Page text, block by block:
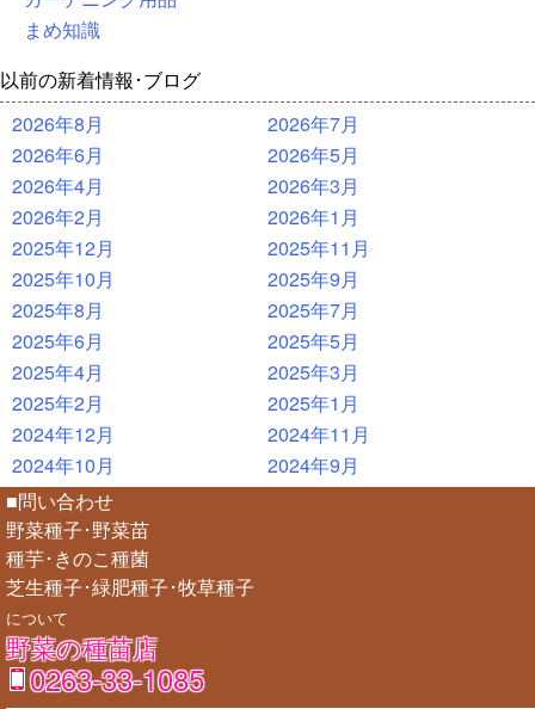
まめ知識
以前の新着情報･ブログ
2026年8月
2026年7月
2026年6月
2026年5月
2026年4月
2026年3月
2026年2月
2026年1月
2025年12月
2025年11月
2025年10月
2025年9月
2025年8月
2025年7月
2025年6月
2025年5月
2025年4月
2025年3月
2025年2月
2025年1月
2024年12月
2024年11月
2024年10月
2024年9月
■問い合わせ
野菜種子･野菜苗
種芋･きのこ種菌
芝生種子･緑肥種子･牧草種子
について
野菜の種苗店
0263-33-1085